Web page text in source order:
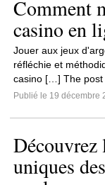
Comment
casino en
Jouer aux jeux
réfléchie et
casino […] The post
Publié le 19 décembre
Découvrez
uniques